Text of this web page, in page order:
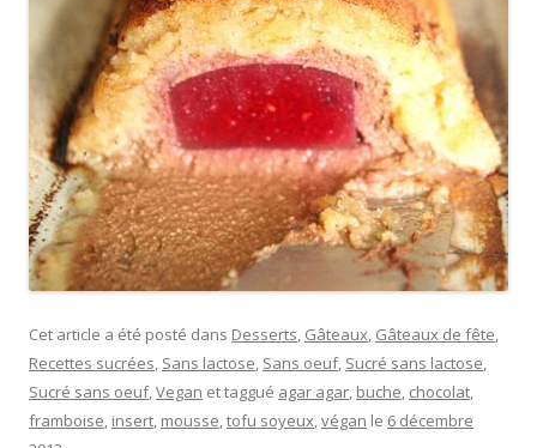
Cet article a été posté dans Desserts, Gâteaux, Gâteaux de fête,
Recettes sucrées, Sans lactose, Sans oeuf, Sucré sans lactose,
Sucré sans oeuf,Vegan et taggué agar agar, buche, chocolat,
framboise, insert, mousse,tofu soyeux,végan le 6 décembre